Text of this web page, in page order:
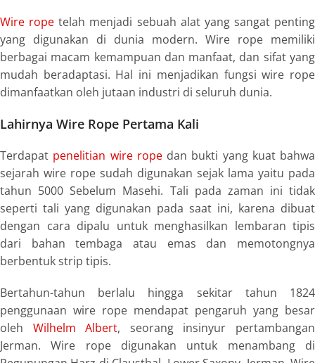
Wire rope telah menjadi sebuah alat yang sangat penting
yang digunakan di dunia modern. Wire rope memiliki
berbagai macam kemampuan dan manfaat, dan sifat yang
mudah beradaptasi. Hal ini menjadikan fungsiwire rope
dimanfaatkan oleh jutaan industri di seluruh dunia.
Lahirnya Wire Rope Pertama Kali
Terdapat penelitian wire ropedan bukti yang kuat bahwa
sejarah wire rope sudah digunakan sejak lama yaitu pada
tahun 5000 Sebelum Masehi. Tali pada zaman ini tidak
seperti tali yang digunakan pada saat ini, karena dibuat
dengan cara dipalu untuk menghasilkan lembaran tipis
dari bahan tembaga atau emas dan memotongnya
berbentukstrip tipis.
Bertahun-tahun berlalu hingga sekitar tahun 1824
penggunaan wire rope mendapat pengaruh yang besar
oleh Wilhelm Albert, seorang insinyur pertambangan
Jerman.Wire ropedigunakan untuk menambang di